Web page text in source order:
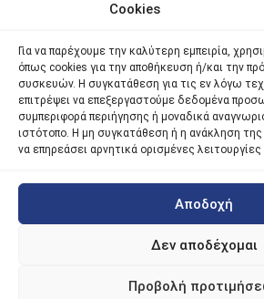
Cookies
Για να παρέχουμε την καλύτερη εμπειρία,
όπως cookies για την αποθήκευση ή/και την
συσκευών. Η συγκατάθεση για τις εν λόγω
επιτρέψει να επεξεργαστούμε δεδομένα
συμπεριφορά περιήγησης ή μοναδικά
ιστότοπο. Η μη συγκατάθεση ή η ανάκληση
να επηρεάσει αρνητικά ορισμένες
Αποδοχή
Δεν αποδέχομαι
Προβολή
περιορισμό. Η είσοδος του κοινού ειδικά
15.00. Η εξυπηρέτηση του κοινού
παγίων ισχυουσών διατάξεων. Για την
εντός του εσωτερικού χώρου
κοινού, η εξυπηρέτησή του δύναται να
προγραμματισμένου ραντεβού.
| iky.gr | All Rights Reserved
Designed and Developed by ACM Digital